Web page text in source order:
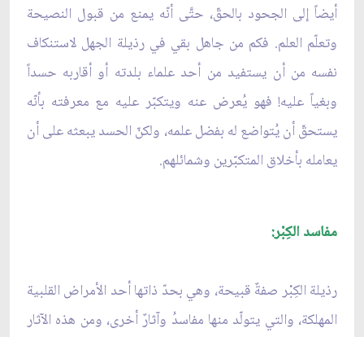
أيضاً إلى الجحود بالحقّ، حتَّى أنّه يمنع من قبول النصيحة
وتعلّم العلم. فكم من جاهل بقي في رذيلة الجهل لاستنكاف
نفسه من أن يستفيد من أحد علماء بلدته أو أقاربه حسداً
وبغياً عليه! فهو يُعرض عنه ويتكبّر عليه مع معرفته بأنّه
يستحقّ أن يُتواضع له بفضل علمه، ولكنّ الحسد يبعثه على أن
يعامله بأخلاق المتكبّرين وشمائلهم.
مفاسد الكِبْر:
رذيلة الكِبْر صفةٌ قبيحة، وهي بحدّ ذاتها أحد الأمراض القلبية
المهلكة، والتي يتولّد منها مفاسدُ وآثارٌ أخرى، ومن هذه الآثار